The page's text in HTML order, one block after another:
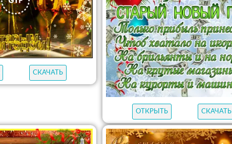
СКАЧАТЬ
ОТКРЫТЬ СКАЧАТЬ